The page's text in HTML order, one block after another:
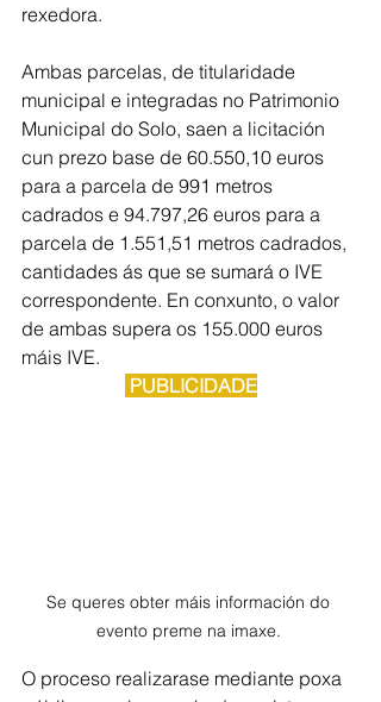
rexedora.
Ambas parcelas, de titularidade
municipal e integradas no Patrimonio
Municipal do Solo, saen a licitación
cun prezo base de 60.550,10 euros
para a parcela de 991 metros
cadrados e 94.797,26 euros para a
parcela de 1.551,51 metros cadrados,
cantidades ás que se sumará o IVE
correspondente. En conxunto, o valor
de ambas supera os 155.000 euros
máis IVE.
PUBLICIDADE
Se queres obter máis información do
evento preme na imaxe.
O proceso realizarase mediante poxa